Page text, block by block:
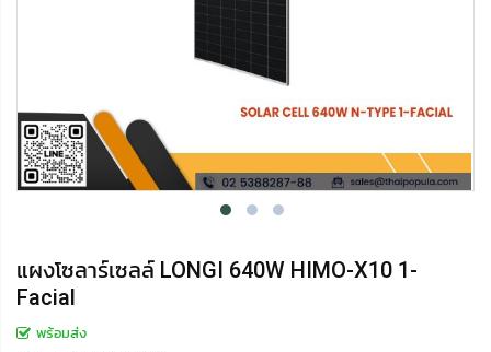
แผงโซลาร์เซลล์ LONGI 640W HIMO-X10 1-
Facial
พร้อมส่ง